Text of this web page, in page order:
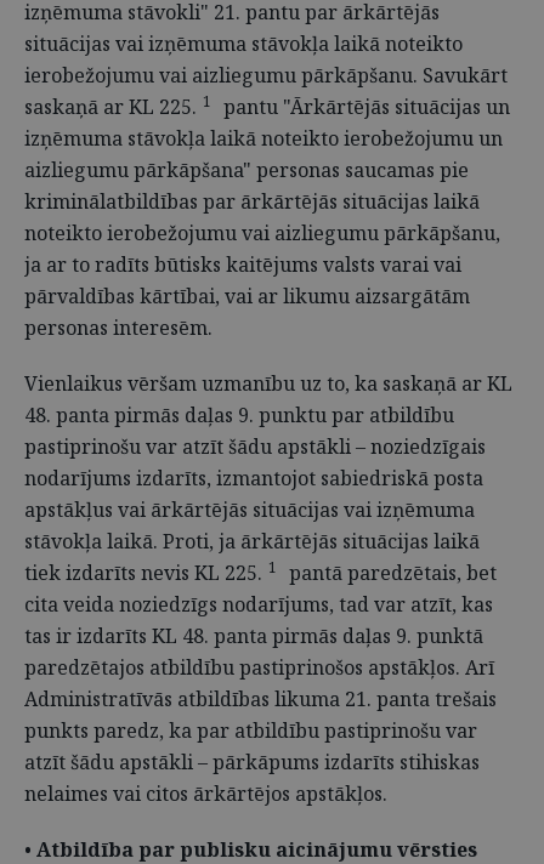
izņēmuma stāvokli" 21. pantu par ārkārtējās
situācijas vai izņēmuma stāvokļa laikā noteikto
ierobežojumu vai aizliegumu pārkāpšanu. Savukārt
saskaņā ar KL 225. 1
pantu "Ārkārtējās situācijas un
izņēmuma stāvokļa laikā noteikto ierobežojumu un
aizliegumu pārkāpšana" personas saucamas pie
kriminālatbildības par ārkārtējās situācijas laikā
noteikto ierobežojumu vai aizliegumu pārkāpšanu,
ja ar to radīts būtisks kaitējums valsts varai vai
pārvaldības kārtībai, vai ar likumu aizsargātām
personas interesēm.
Vienlaikus vēršam uzmanību uz to, ka saskaņā ar KL
48. panta pirmās daļas 9. punktu par atbildību
pastiprinošu var atzīt šādu apstākli – noziedzīgais
nodarījums izdarīts, izmantojot sabiedriskā posta
apstākļus vai ārkārtējās situācijas vai izņēmuma
stāvokļa laikā. Proti, ja ārkārtējās situācijas laikā
tiek izdarīts nevis KL 225. 1
pantā paredzētais, bet
cita veida noziedzīgs nodarījums, tad var atzīt, kas
tas ir izdarīts KL 48. panta pirmās daļas 9. punktā
paredzētajos atbildību pastiprinošos apstākļos. Arī
Administratīvās atbildības likuma 21. panta trešais
punkts paredz, ka par atbildību pastiprinošu var
atzīt šādu apstākli – pārkāpums izdarīts stihiskas
nelaimes vai citos ārkārtējos apstākļos.
• Atbildība par publisku aicinājumu vērsties